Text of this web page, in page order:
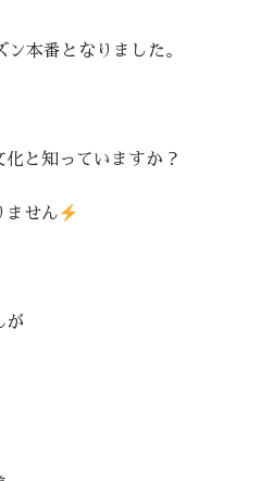
本番となりました。
と知っていますか？
ません
が